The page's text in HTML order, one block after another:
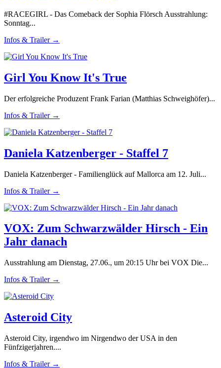
#RACEGIRL - Das Comeback der Sophia Flörsch Ausstrahlung:
Sonntag...
Infos & Trailer →
Girl You Know It's True
Der erfolgreiche Produzent Frank Farian (Matthias Schweighöfer)...
Infos & Trailer →
Daniela Katzenberger - Staffel 7
Daniela Katzenberger - Familienglück auf Mallorca am 12. Juli...
Infos & Trailer →
VOX: Zum Schwarzwälder Hirsch - Ein
Jahr danach
Ausstrahlung am Dienstag, 27.06., um 20:15 Uhr bei VOX Die...
Infos & Trailer →
Asteroid City
Asteroid City, irgendwo im Nirgendwo der USA in den
Fünfzigerjahren....
Infos & Trailer →